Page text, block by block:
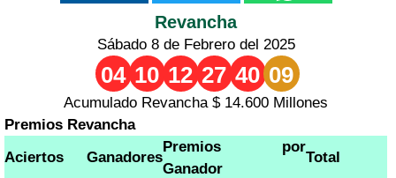
Revancha
Sábado 8 de Febrero del 2025
04 10 12 27 40 09
Acumulado Revancha $ 14.600 Millones
Premios Revancha
Aciertos
Ganadores
Premios por
Ganador
Total